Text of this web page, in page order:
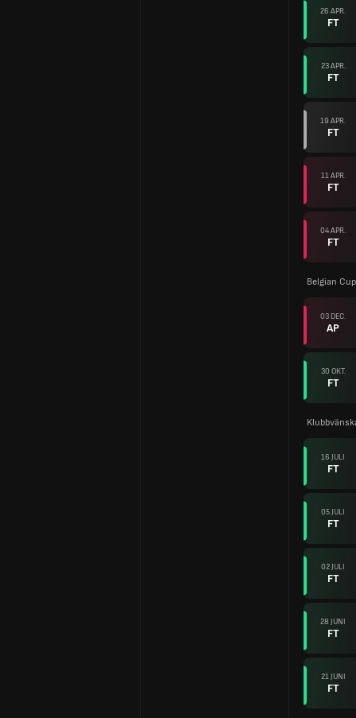
26 APR.
FT
23 APR.
FT
19 APR.
FT
11 APR.
FT
04 APR.
FT
Belgian Cup
03 DEC.
AP
30 OKT.
FT
16 JULI
FT
05 JULI
FT
02 JULI
FT
28 JUNI
FT
21 JUNI
FT